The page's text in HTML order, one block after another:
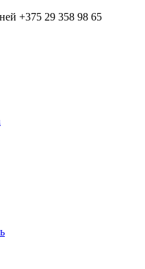
+375 29 358 98 65